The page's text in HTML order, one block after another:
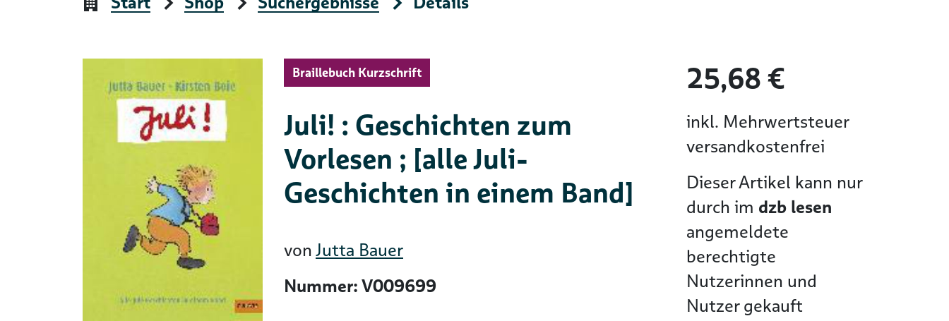
Braillebuch Kurzschrift
Juli! : Geschichten zum
Vorlesen ; [alle Juli-
Geschichten in einem Band]
vonJutta Bauer
Nummer: V009699
25,68 €
inkl. Mehrwertsteuer
versandkostenfrei
Dieser Artikel kann nur
durch im dzb lesen
angemeldete
berechtigte
Nutzerinnen und
Nutzer gekauft